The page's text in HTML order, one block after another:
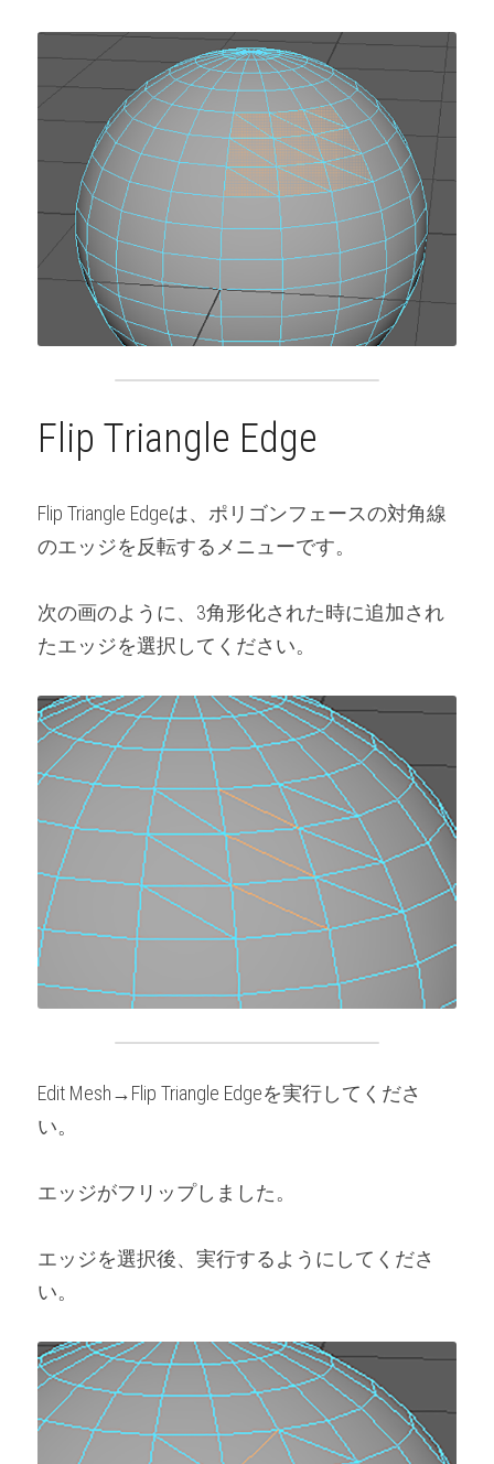
Flip Triangle Edge
Flip Triangle Edgeは、ポリゴンフェースの対角線
のエッジを反転するメニューです。
次の画のように、3角形化された時に追加され
たエッジを選択してください。
Edit Mesh→Flip Triangle Edgeを実行してくださ
い。
エッジがフリップしました。
エッジを選択後、実行するようにしてくださ
い。